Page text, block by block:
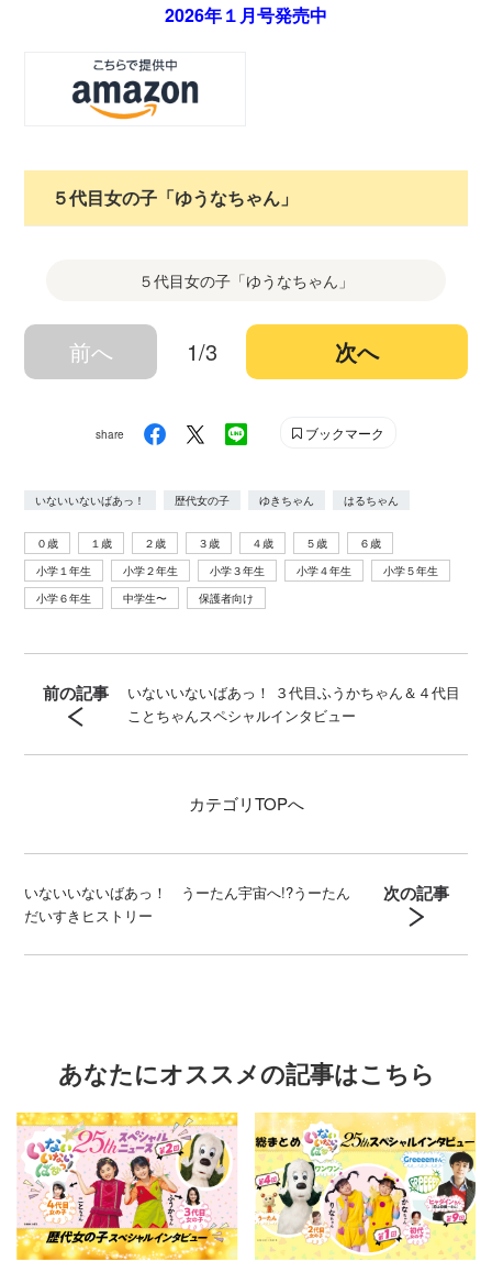
2026年１月号発売中
５代目女の子「ゆうなちゃん」
５代目女の子「ゆうなちゃん」
前へ 1/3 次へ
share ブックマーク
いないいないばあっ！ 歴代女の子 ゆきちゃん はるちゃん
０歳 １歳 ２歳 ３歳 ４歳 ５歳
６歳
小学１年生
小学２年生 小学３年生 小学４年生
小学５年生
小学６年生
中学生〜 保護者向け
前の記事
いないいないばあっ！ ３代目ふうかちゃん＆４代目
ことちゃんスペシャルインタビュー
カテゴリTOPへ
いないいないばあっ！ うーたん宇宙へ!?うーたん
だいすきヒストリー
次の記事
あなたにオススメの記事はこちら